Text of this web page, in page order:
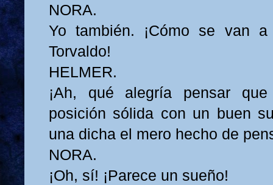
NORA.
Yo también. ¡Cómo se van
Torvaldo!
HELMER.
¡Ah, qué alegría pensar
posición sólida con un buen
una dicha el mero hecho de
NORA.
¡Oh, sí! ¡Parece un sueño!